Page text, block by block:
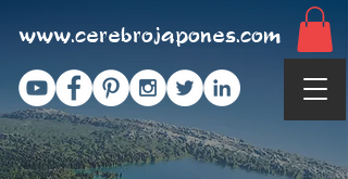
www.cerebrojapones.com